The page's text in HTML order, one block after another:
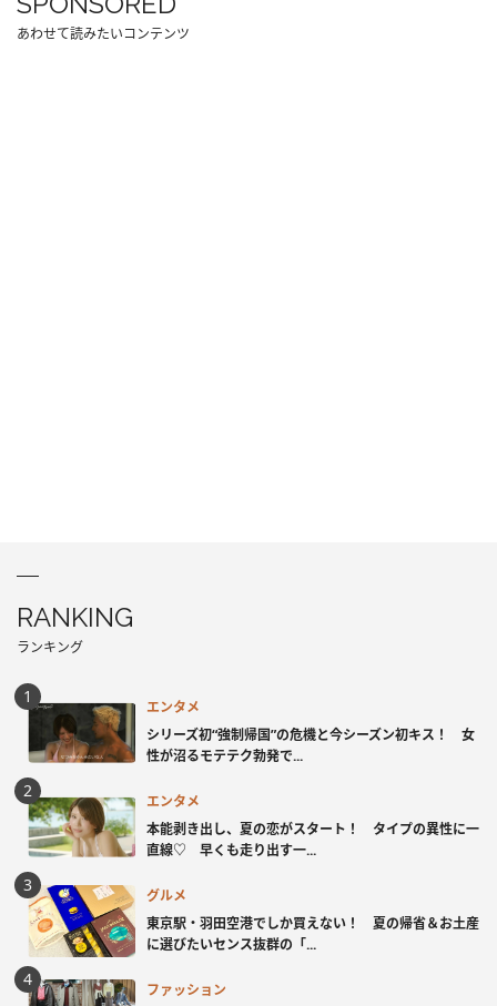
あわせて読みたいコンテンツ
RANKING
ランキング
エンタメ
シリーズ初“強制帰国”の危機と今シーズン初キス！ 女
性が沼るモテテク勃発で...
エンタメ
本能剥き出し、夏の恋がスタート！ タイプの異性に一
直線♡ 早くも走り出す一...
グルメ
東京駅・羽田空港でしか買えない！ 夏の帰省＆お土産
に選びたいセンス抜群の「...
ファッション